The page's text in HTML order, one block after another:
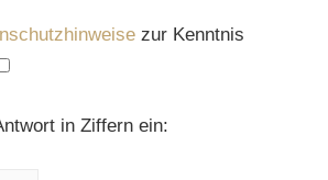
zur Kenntnis
field empty.
in Ziffern ein: